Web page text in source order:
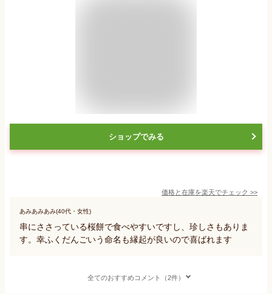
ショップでみる
価格と在庫を楽天でチェック >>
あみあみあみ(40代・女性)
串にささっている桜餅で食べやすいですし、珍しさもありま
す。幸ふくだんごいう命名も縁起が良いので喜ばれます
全てのおすすめコメント（2件）